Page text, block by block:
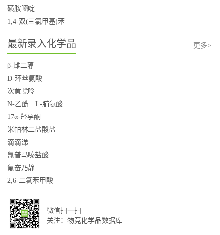
磺胺嘧啶
1,4-双(三氯甲基)苯
最新录入化学品 更多>
β-雌二醇
D-环丝氨酸
次黄嘌呤
N-乙酰－L-脯氨酸
17α-羟孕酮
米帕林二盐酸盐
滴滴涕
氯普马嗪盐酸
氟奋乃静
2,6-二氯苯甲酸
微信扫一扫
关注：物竞化学品数据库